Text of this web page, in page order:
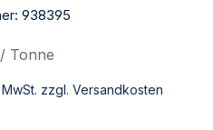
938395
/ Tonne
zzgl. Versandkosten